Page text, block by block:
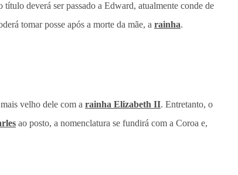
deverá ser passado a Edward, atualmente conde de
tomar posse após a morte da mãe, a rainha.
velho dele com a rainha Elizabeth II. Entretanto, o
ao posto, a nomenclatura se fundirá com a Coroa e,